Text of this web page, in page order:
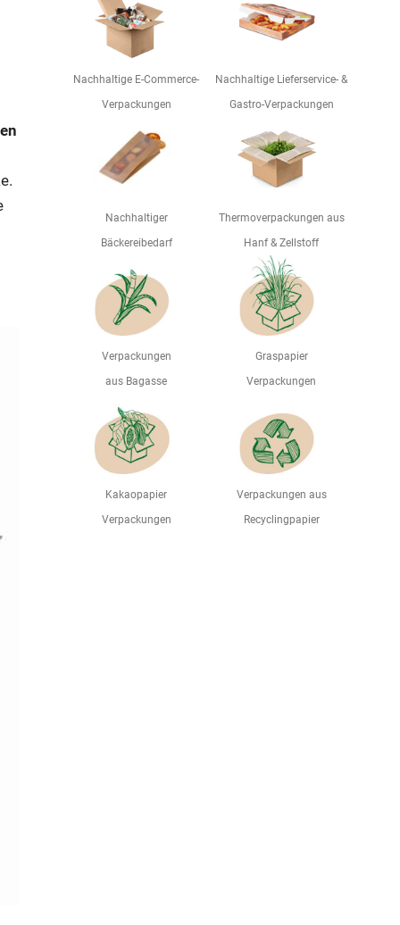
Nachhaltige E-Commerce-
Verpackungen
Nachhaltige Lieferservice- &
Gastro-Verpackungen
Nachhaltiger
Bäckereibedarf
Thermoverpackungen aus
Hanf & Zellstoff
Verpackungen
aus Bagasse
Graspapier
Verpackungen
Kakaopapier
Verpackungen
Verpackungen aus
Recyclingpapier